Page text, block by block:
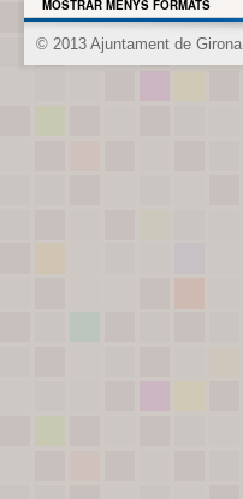
MOSTRAR MENYS FORMATS
© 2013 Ajuntament de Girona